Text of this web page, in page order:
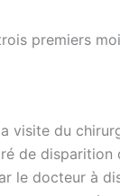
premiers
visite du
de
le docteur à